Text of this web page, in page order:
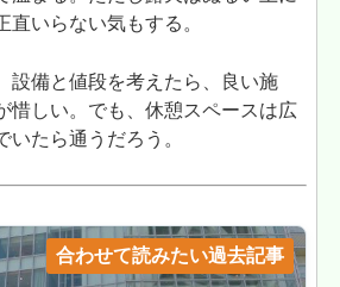
直いらない気もする。
設備と値段を考えたら、良い施
惜しい。でも、休憩スペースは広
いたら通うだろう。
合わせて読みたい過去記事